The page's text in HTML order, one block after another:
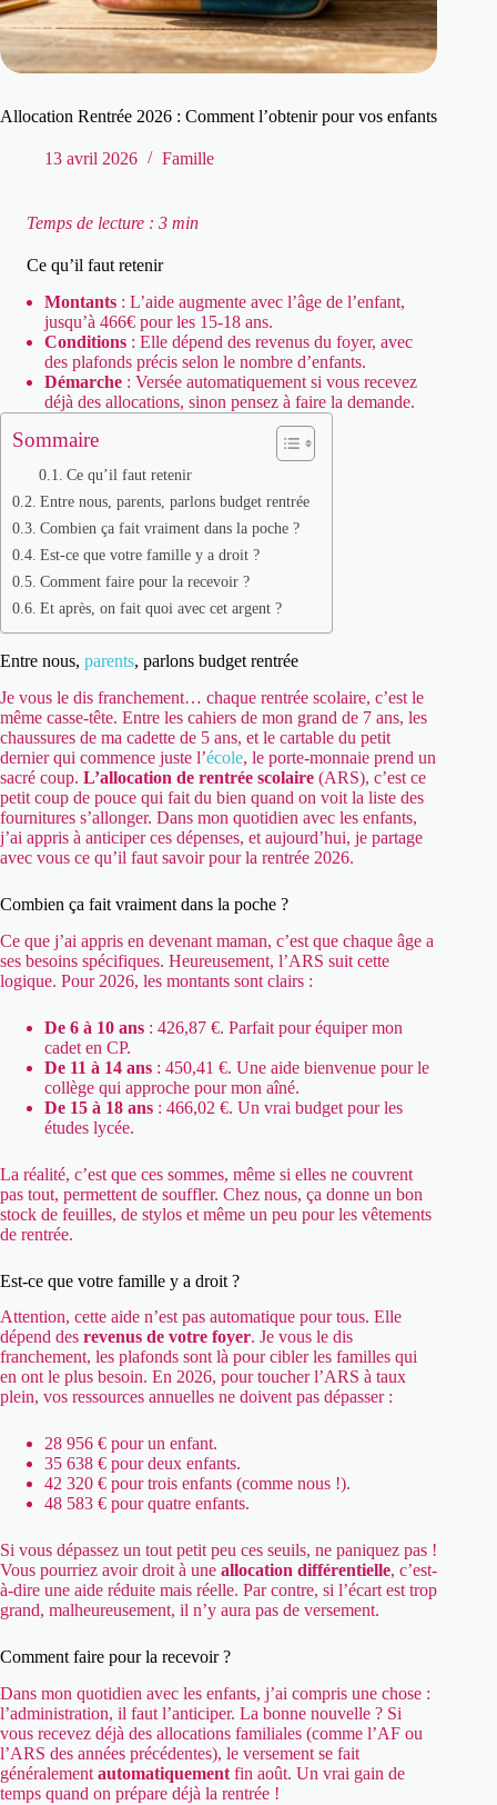
Allocation Rentrée 2026 : Comment l’obtenir pour vos enfants
13 avril 2026 Famille
Temps de lecture : 3 min
Ce qu’il faut retenir
Montants : L’aide augmente avec l’âge de l’enfant,
jusqu’à 466€ pour les 15-18 ans.
Conditions : Elle dépend des revenus du foyer, avec
des plafonds précis selon le nombre d’enfants.
Démarche : Versée automatiquement si vous recevez
déjà des allocations, sinon pensez à faire la demande.
Sommaire
Ce qu’il faut retenir
Entre nous, parents, parlons budget rentrée
Combien ça fait vraiment dans la poche ?
Est-ce que votre famille y a droit ?
Comment faire pour la recevoir ?
Et après, on fait quoi avec cet argent ?
Entre nous, parents, parlons budget rentrée
Je vous le dis franchement… chaque rentrée scolaire, c’est le
même casse-tête. Entre les cahiers de mon grand de 7 ans, les
chaussures de ma cadette de 5 ans, et le cartable du petit
dernier qui commence juste l’école, le porte-monnaie prend un
sacré coup. L’allocation de rentrée scolaire (ARS), c’est ce
petit coup de pouce qui fait du bien quand on voit la liste des
fournitures s’allonger. Dans mon quotidien avec les enfants,
j’ai appris à anticiper ces dépenses, et aujourd’hui, je partage
avec vous ce qu’il faut savoir pour la rentrée 2026.
Combien ça fait vraiment dans la poche ?
Ce que j’ai appris en devenant maman, c’est que chaque âge a
ses besoins spécifiques. Heureusement, l’ARS suit cette
logique. Pour 2026, les montants sont clairs :
De 6 à 10 ans : 426,87 €. Parfait pour équiper mon
cadet en CP.
De 11 à 14 ans : 450,41 €. Une aide bienvenue pour le
collège qui approche pour mon aîné.
De 15 à 18 ans : 466,02 €. Un vrai budget pour les
études lycée.
La réalité, c’est que ces sommes, même si elles ne couvrent
pas tout, permettent de souffler. Chez nous, ça donne un bon
stock de feuilles, de stylos et même un peu pour les vêtements
de rentrée.
Est-ce que votre famille y a droit ?
Attention, cette aide n’est pas automatique pour tous. Elle
dépend des revenus de votre foyer. Je vous le dis
franchement, les plafonds sont là pour cibler les familles qui
en ont le plus besoin. En 2026, pour toucher l’ARS à taux
plein, vos ressources annuelles ne doivent pas dépasser :
28 956 € pour un enfant.
35 638 € pour deux enfants.
42 320 € pour trois enfants (comme nous !).
48 583 € pour quatre enfants.
Si vous dépassez un tout petit peu ces seuils, ne paniquez pas !
Vous pourriez avoir droit à une allocation différentielle, c’est-
à-dire une aide réduite mais réelle. Par contre, si l’écart est trop
grand, malheureusement, il n’y aura pas de versement.
Comment faire pour la recevoir ?
Dans mon quotidien avec les enfants, j’ai compris une chose :
l’administration, il faut l’anticiper. La bonne nouvelle ? Si
vous recevez déjà des allocations familiales (comme l’AF ou
l’ARS des années précédentes), le versement se fait
généralement automatiquement fin août. Un vrai gain de
temps quand on prépare déjà la rentrée !